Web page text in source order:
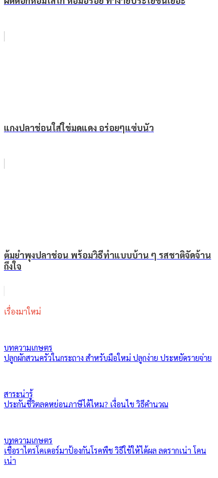
แกงปลาช่อนใส่ใข่มดแดง อร่อยๆแซ่บนัว
ต้มยำพุงปลาช่อน พร้อมวิธีทำแบบบ้าน ๆ รสชาติจัดจ้าน
ถึงใจ
เรื่องมาใหม่
บทความเกษตร
ปลูกผักสวนครัวในกระถาง สำหรับมือใหม่ ปลูกง่าย ประหยัดรายจ่าย
สาระน่ารู้
ประกันชีวิตลดหย่อนภาษีได้ไหม? เงื่อนไข วิธีคำนวณ
บทความเกษตร
เชื้อราไตรโคเดอร์มาป้องกันโรคพืช วิธีใช้ให้ได้ผล ลดรากเน่า โคน
เน่า